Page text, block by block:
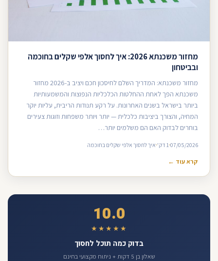
מחזור משכנתא 2026: איך לחסוך אלפי שקלים בחוכמה
ובביטחון
מחזור משכנתא: המדריך השלם לחיסכון חכם ויציב ב-2026 מחזור
משכנתא הפך לאחת ההחלטות הכלכליות הנפוצות והמשמעותיות
ביותר בישראל בשנים האחרונות. על רקע תנודות הריבית, עליות יוקר
המחיה, והצורך ביציבות כלכלית — יותר ויותר משפחות וזוגות צעירים
בוחרים לבדוק האם הם משלמים יותר…
07/05/2026 1 דק' איך לחסוך אלפי שקלים בחוכמה
קרא עוד ←
10.0
★★★★★
בדוק כמה תוכל לחסוך
שאלון בן 5 דקות + ניתוח מקצועי בחינם